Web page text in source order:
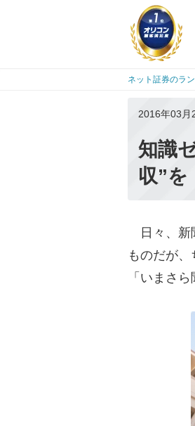
ネット証券のラ
2016年03月
知識
収”を
日々、新
ものだが
「いまさ